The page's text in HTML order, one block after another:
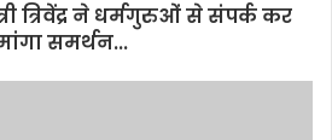
त्रिवेंद्र ने धर्मगुरुओं से संपर्क कर
समर्थन...